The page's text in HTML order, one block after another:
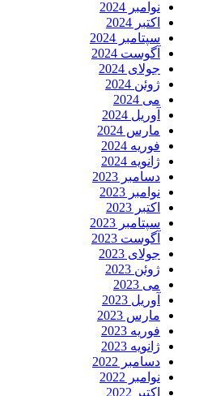
نوامبر 2024
اکتبر 2024
سپتامبر 2024
آگوست 2024
جولای 2024
ژوئن 2024
می 2024
آوریل 2024
مارس 2024
فوریه 2024
ژانویه 2024
دسامبر 2023
نوامبر 2023
اکتبر 2023
سپتامبر 2023
آگوست 2023
جولای 2023
ژوئن 2023
می 2023
آوریل 2023
مارس 2023
فوریه 2023
ژانویه 2023
دسامبر 2022
نوامبر 2022
اکتبر 2022